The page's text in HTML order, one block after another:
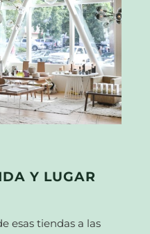
Y LUGAR
esas tiendas a las